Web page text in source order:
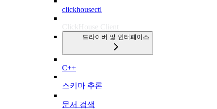
clickhousectl
ClickHouse Client
드라이버 및 인터페이스
C++
스키마 추론
문서 검색